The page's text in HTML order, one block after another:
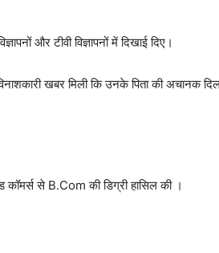
और टीवी विज्ञापनों में दिखाई दिए।
खबर मिली कि उनके पिता की अचानक
से B.Com की डिग्री हासिल की ।